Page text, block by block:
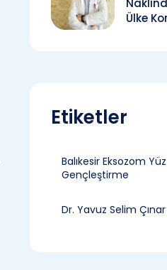
Ülke
Etiketler
Balıkesir Eksozom Yüz
Gençleştirme
Dr. Yavuz Selim Çınar